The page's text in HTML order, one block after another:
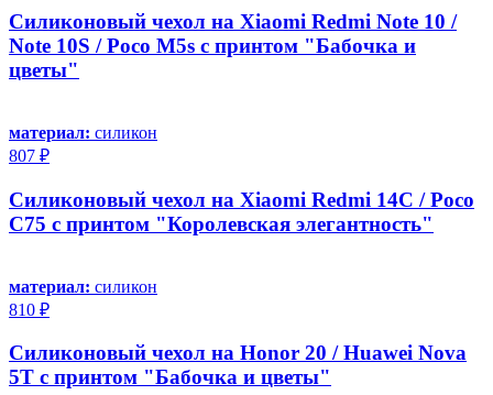
Силиконовый чехол на Xiaomi Redmi Note 10 /
Note 10S / Poco M5s с принтом "Бабочка и
цветы"
материал: силикон
807 ₽
Силиконовый чехол на Xiaomi Redmi 14C / Poco
C75 с принтом "Королевская элегантность"
материал: силикон
810 ₽
Силиконовый чехол на Honor 20 / Huawei Nova
5T с принтом "Бабочка и цветы"